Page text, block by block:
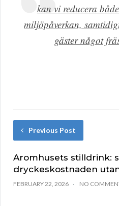
kan vi reducera
miljöpåverkan,
gäster något
Previous Post
Aromhusets stilldrink:
dryckeskostnaden
FEBRUARY 22, 2026 NO